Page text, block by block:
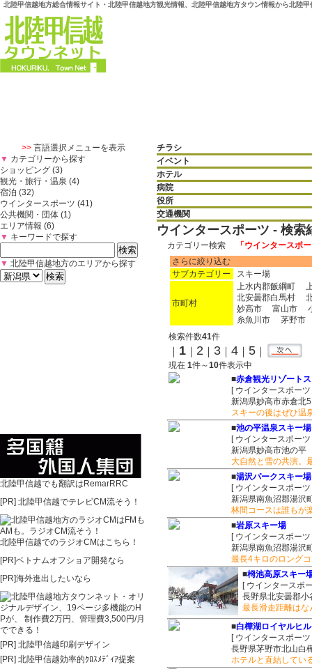
北陸甲信越地方総合情報サイト・北陸甲信越地方観光情報、北陸甲信越地方タウン情報から北陸
>>言語選択メニューを表示
▼ カテゴリーから探す
ショッピング (3)
観光・旅行・温泉 (4)
宿泊 (32)
ウインタースポーツ (41)
公共機関・団体 (1)
エリア情報 (6)
▼ キーワードで探す
▼ 北陸甲信越地方のエリアから探す
北陸甲信越でも翻訳はRemarRRC
[PR] 北陸甲信越でテレビCM流そう！
北陸甲信越でのラジオCMはこちら！
[PR]ベトナムオフショア開発なら
[PR]海外進出したいなら
[PR] 北陸甲信越印刷デザイン
[PR] 北陸甲信越効率的ｸﾛｽﾒﾃﾞｨｱ提案
チラシ
イベント
ホテル
病院
役所
交通機関
ウインタースポーツ - 検索
カテゴリー検索
「ウインタースポ
さらに絞り込む
サブカテゴリー
スキー場
市町村
上水内郡飯綱町
北安曇郡白馬村
妙高市
富山市
糸魚川市
茅野市
検索件数41件
｜ 1 ｜ 2 ｜ 3 ｜ 4 ｜ 5 ｜
現在 1件～10件表示中
■赤倉観光リゾート
[ ウインタースポー
新潟県妙高市赤倉北
スキーの後はぜひ温
■池の平温泉スキー場
[ ウインタースポー
新潟県妙高市池の平
大自然と雪の共演。
■湯沢パークスキー場
[ ウインタースポー
新潟県南魚沼郡湯沢
林間コースは誰もが
■岩原スキー場
[ ウインタースポー
新潟県南魚沼郡湯沢
最長4キロのロング
■栂池高原スキー
[ ウインタース
長野県北安曇郡小
最長滑走距離は
■白樺湖ロイヤルヒ
[ ウインタースポー
長野県茅野市北山白
ホテルと直結してい